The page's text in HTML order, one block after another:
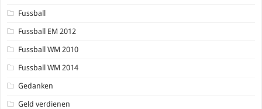
Fussball
Fussball EM 2012
Fussball WM 2010
Fussball WM 2014
Gedanken
Geld verdienen